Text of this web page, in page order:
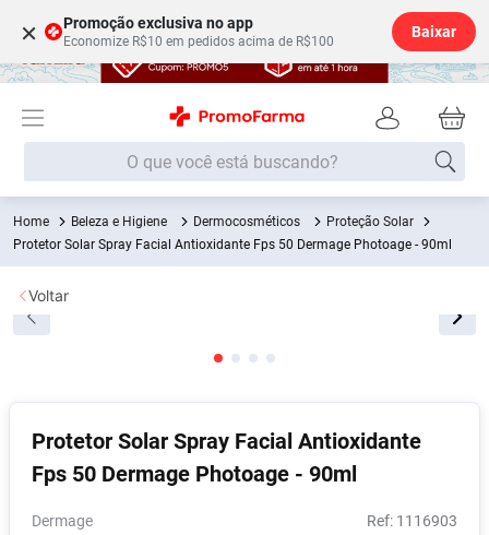
× Promoção exclusiva no app
Economize R$10 em pedidos acima de R$100
Baixar
O que você está buscando?
Beleza e Higiene Dermocosméticos
Proteção Solar
Protetor Solar Spray Facial Antioxidante Fps 50 Dermage Photoage - 90ml
Protetor Solar Spray Facial Antioxidante
Fps 50 Dermage Photoage - 90ml
Dermage : 1116903
Voltar
Termos mais buscados
1º Fralda
2
6º Desodorante
7º Shampoo
8º Pampers Confort Sec